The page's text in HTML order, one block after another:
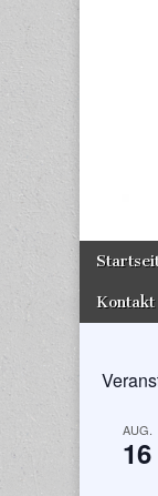
Main
Skip
content
Kontakt
AUG.
16